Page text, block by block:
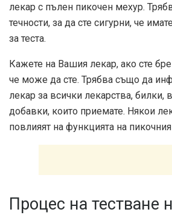
лекар с пълен пикочен мехур.
течности, за да сте сигурни, че
за теста.
Кажете на Вашия лекар, ако сте
че може да сте. Трябва също да
лекар за всички лекарства, билки,
добавки, които приемате. Някои
повлияят на функцията на
Процес на тестване